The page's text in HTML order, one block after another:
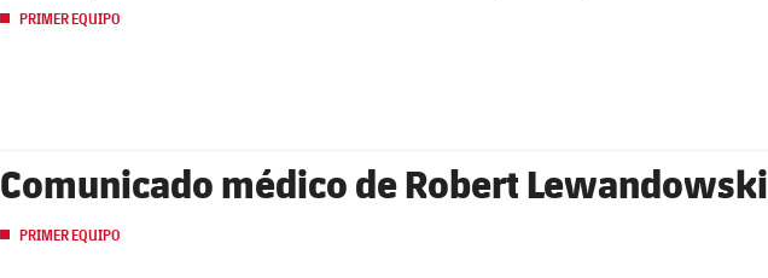
PRIMER EQUIPO
Comunicado médico de Robert Lewandowski
PRIMER EQUIPO